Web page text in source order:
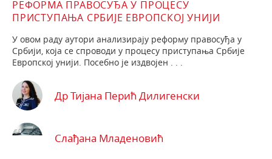
РЕФОРМА ПРАВОСУЂА У ПРОЦЕСУ
ПРИСТУПАЊА СРБИЈЕ ЕВРОПСКОЈ УНИЈИ
У овом раду аутори анализирају реформу правосуђа у
Србији, која се спроводи у процесу приступања Србије
Европској унији. Посебно је издвојен . . .
Др Тијана Перић Дилигенски
Слађана Младеновић